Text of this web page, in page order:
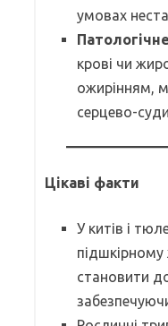
умовах
Патологічне
крові чи
ожирінням,
серцево-
Цікаві факти
У китів і
становити